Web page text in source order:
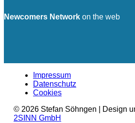
Newcomers Network on the web
Impressum
Datenschutz
Cookies
© 2026 Stefan Söhngen | Design
2SINN GmbH